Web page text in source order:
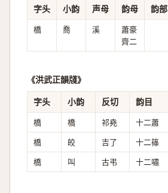
字头
小韵 声母 韵母 韵部
橋 喬 溪
蕭豪
齊二
《洪武正韻牋》
字头
小韵 反切 韵目
橋 橋 祁堯 十二蕭
橋
皎 吉了 十二篠
橋
叫 古弔 十二嘯